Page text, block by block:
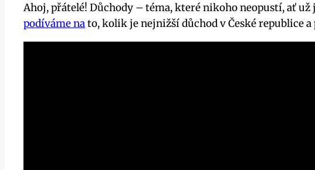
Ahoj, přátelé! Důchody – téma, které nikoho neopustí, ať
podíváme nato, kolik je nejnižší důchod v České republice